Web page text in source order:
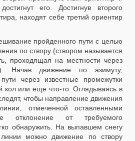
его. Достигнув второго
находят себе третий ориентир
пройденного пути с целью
по створу (створом называется
проходящая на местности через
Начав движение по азимуту,
через известные промежутки
кол или еще что-то. Оглядываясь в
чтобы направление движения
отмеченной оставленными
отклонение от требуемого
обнаружить. На выпавшем снегу
можно движение по створу